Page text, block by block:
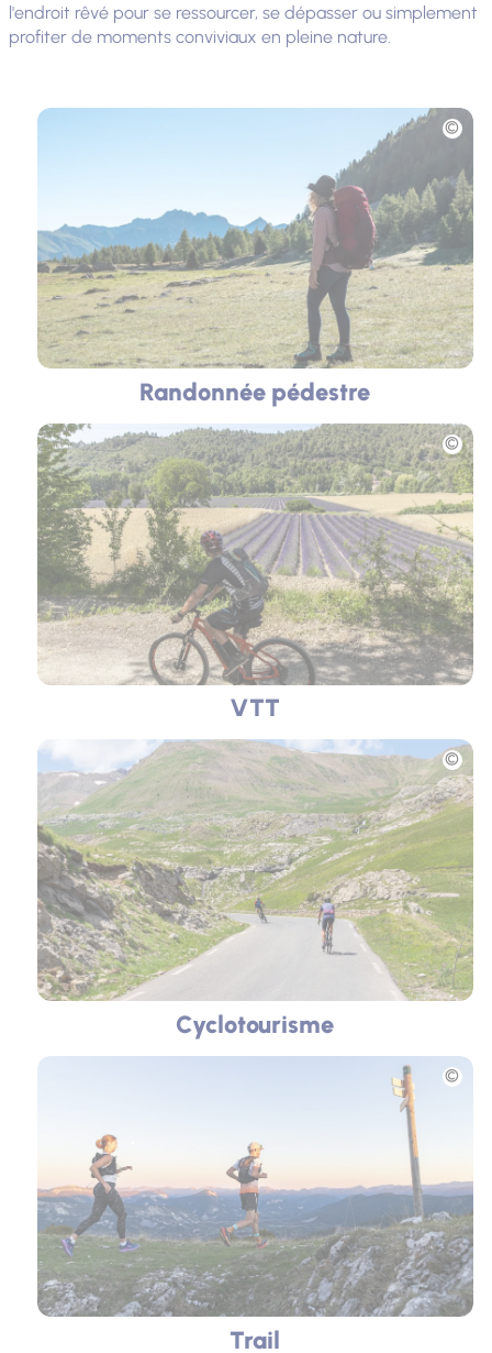
l'endroit rêvé pour se ressourcer, se dépasser ou simplement
profiter de moments conviviaux en pleine nature.
Randonnée pédestre
Photo
VTT
Photo
Cyclotourisme
Photo
Trail
Photo